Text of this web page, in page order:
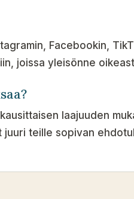
Facebookin,
joissa yleisönne
laajuuden
juuri teille sopivan